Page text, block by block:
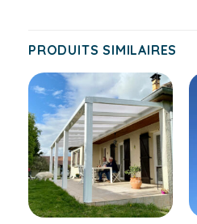
PRODUITS SIMILAIRES